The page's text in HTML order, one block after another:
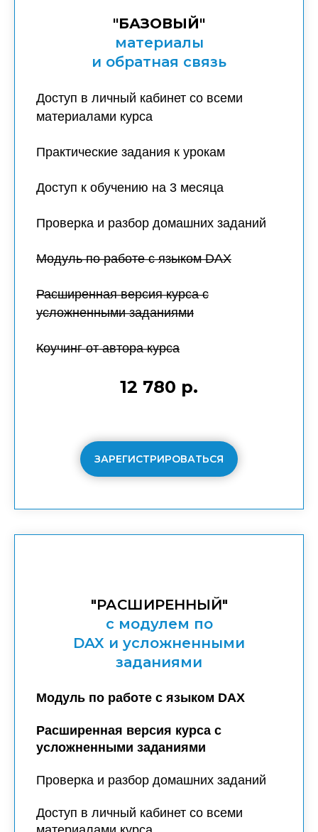
"БАЗОВЫЙ"
материалы
и обратная связь
Доступ в личный кабинет со всеми
материалами курса
Практические задания к урокам
Доступ к обучению на 3 месяца
Проверка и разбор домашних заданий
Модуль по работе с языком DAX
Расширенная версия курса с
усложненными заданиями
Коучинг от автора курса
12 780 р.
ЗАРЕГИСТРИРОВАТЬСЯ
"РАСШИРЕННЫЙ"
с модулем по
DAX и усложненными
заданиями
Модуль по работе с языком DAX
Расширенная версия курса с
усложненными заданиями
Проверка и разбор домашних заданий
Доступ в личный кабинет со всеми